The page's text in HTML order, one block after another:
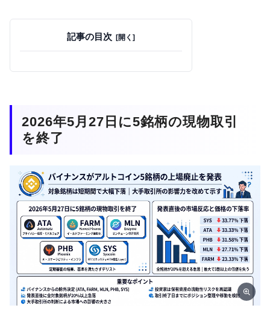
記事の目次
2026年5月27日に5銘柄の現物取引
を終了